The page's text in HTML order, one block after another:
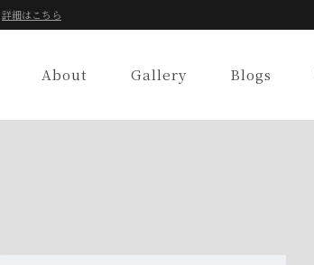
詳細はこちら
About Gallery Blogs